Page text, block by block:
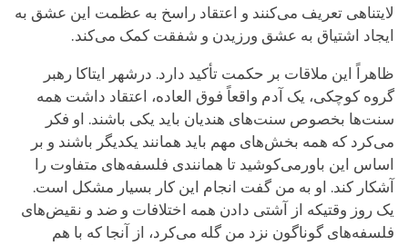
لایتناهی تعریف می‌کنند و اعتقاد راسخ به عظمت این عشق به
ایجاد اشتیاق به عشق ورزیدن و شفقت کمک می‌کند.
ظاهراً این ملاقات بر حکمت تأکید دارد. درشهر ایتاکا رهبر
گروه کوچکی، یک آدم واقعاً فوق العاده، اعتقاد داشت همه
سنت‌ها بخصوص سنت‌های هندیان باید یکی باشند. او فکر
می‌کرد که همه بخش‌های مهم باید همانند یکدیگر باشند و بر
اساس این باورمی‌کوشید تا همانندی فلسفه‌های متفاوت را
آشکار کند. او به‌ من گفت انجام این کار بسیار مشکل است.
یک روز وقتیکه از آشتی دادن همه اختلافات و ضد و نقیض‌های
فلسفه‌های گوناگون نزد من گله می‌کرد، از آنجا که با هم